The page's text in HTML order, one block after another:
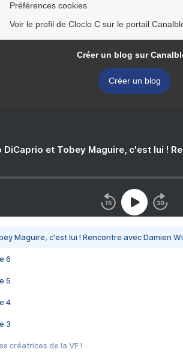
Préférences cookies
Voir le profil de Cloclo C sur le portail
Créer un blog sur
Créer un blog
DiCaprio et Tobey Maguire, c'est lui !
Maguire, c'est lui ! Rencontre avec Damien
6
5
4
3
créatrices de la VF !